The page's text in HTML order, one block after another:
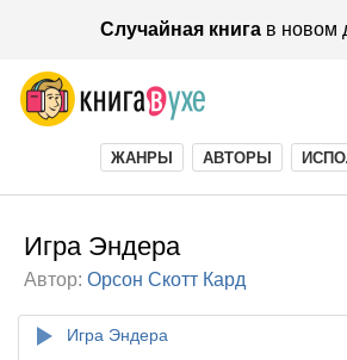
Случайная книгав новом
ЖАНРЫ АВТОРЫ
Игра Эндера
Автор: Орсон Скотт Кард
Игра Эндера